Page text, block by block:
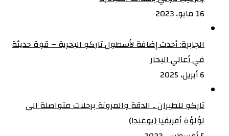
16 مايو، 2023
الجابرة: أحدث إضافة لأسطول تاركو البحرية – قوة حديثة
في أعالي البحار
6 أبريل، 2025
تاركو للطيران .. الدقة والمرونة برحلات متواصلة الى
لؤلؤة أفريقيا (يوغندا)